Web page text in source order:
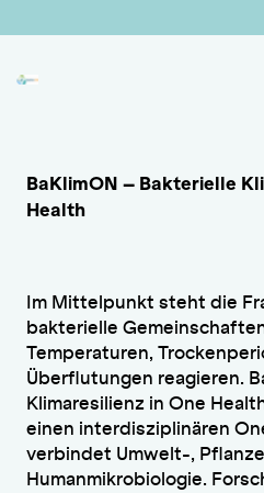
BaKlimON – Bakterielle
Health
Im Mittelpunkt steht die
bakterielle
Temperaturen,
Überflutungen reagieren.
Klimaresilienz in One
einen interdisziplinären
verbindet Umwelt-,
Humanmikrobiologie.